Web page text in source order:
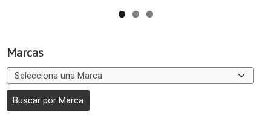
Marcas